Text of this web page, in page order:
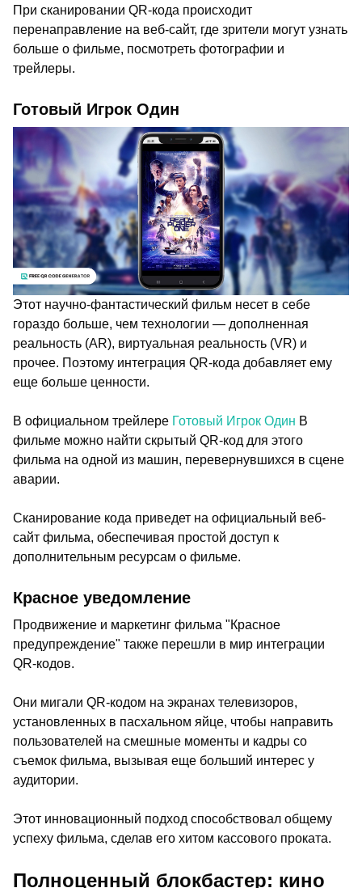
При сканировании QR-кода происходит
перенаправление на веб-сайт, где зрители могут узнать
больше о фильме, посмотреть фотографии и
трейлеры.
Готовый Игрок Один
Этот научно-фантастический фильм несет в себе
гораздо больше, чем технологии — дополненная
реальность (AR), виртуальная реальность (VR) и
прочее. Поэтому интеграция QR-кода добавляет ему
еще больше ценности.
В официальном трейлере Готовый Игрок Один В
фильме можно найти скрытый QR-код для этого
фильма на одной из машин, перевернувшихся в сцене
аварии.
Сканирование кода приведет на официальный веб-
сайт фильма, обеспечивая простой доступ к
дополнительным ресурсам о фильме.
Красное уведомление
Продвижение и маркетинг фильма "Красное
предупреждение" также перешли в мир интеграции
QR-кодов.
Они мигали QR-кодом на экранах телевизоров,
установленных в пасхальном яйце, чтобы направить
пользователей на смешные моменты и кадры со
съемок фильма, вызывая еще больший интерес у
аудитории.
Этот инновационный подход способствовал общему
успеху фильма, сделав его хитом кассового проката.
Полноценный блокбастер: кино